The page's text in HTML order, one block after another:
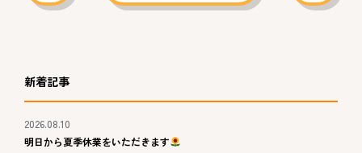
新着記事
2026.08.10
明日から夏季休業をいただきます